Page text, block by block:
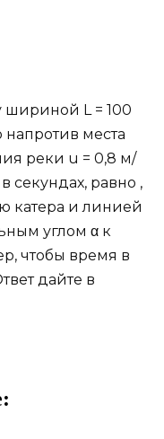
шириной L = 100
напротив места
реки u = 0,8 м/
секундах, равно ,
катера и линией
углом α к
чтобы время в
дайте в